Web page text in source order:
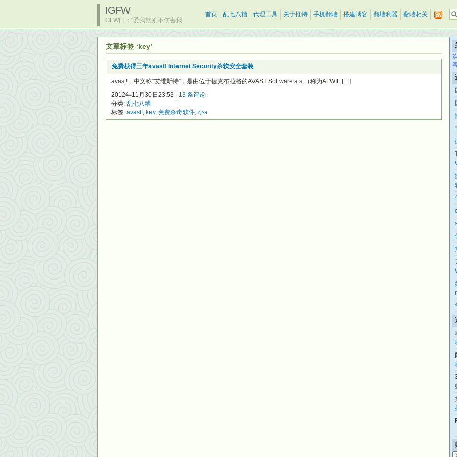
IGFW
GFW曰：“爱我就别不伤害我”
首页 乱七八糟 代理工具 关于推特 手机翻墙 搭建博客 翻墙利器 翻墙相关
文章标签 ‘key’
免费获得三年avast! Internet Security杀软安全套装
avast!，中文称“艾维斯特”，是由位于捷克布拉格的AVAST Software a.s.（称为ALWIL […]
2012年11月30日23:53 | 13 条评论
分类: 乱七八糟
标签: avast!, key, 免费杀毒软件, 小a